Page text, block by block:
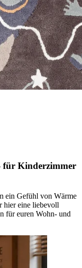
für Kinderzimmer
ein Gefühl von Wärme
hier eine liebevoll
für euren Wohn- und